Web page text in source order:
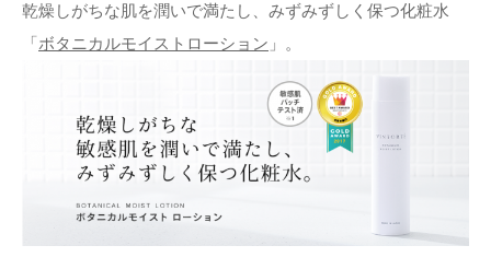
乾燥しがちな肌を潤いで満たし、みずみずしく保つ化粧水
「ボタニカルモイストローション 」。